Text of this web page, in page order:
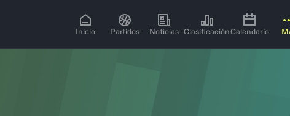
Inicio Partidos Noticias ClasificaciónCalendario